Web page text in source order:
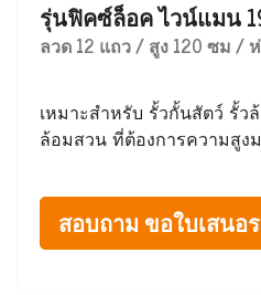
รุ่นฟิคซ์ล็อค ไวน์แมน
ลวด 12 แถว / สูง 120 ซม /
เหมาะสำหรับ รั้วกั้นสัตว์ รั้ว
ล้อมสวน ที่ต้องการความสูง
สอบถาม ขอใบเสนอ